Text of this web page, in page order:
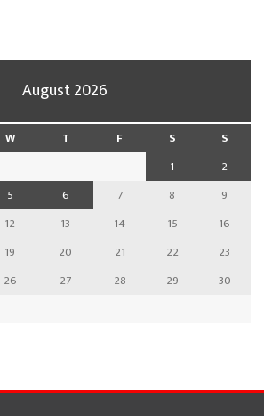
August 2026
W T F S
S
1
2
5 6 7 8
9
12 13 14 15
16
19 20 21 22
23
26 27 28 29
30